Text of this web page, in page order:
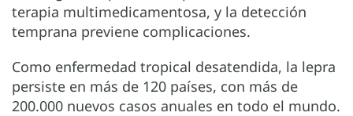
terapia multimedicamentosa, y la detección
temprana previene complicaciones.
Como enfermedad tropical desatendida, la lepra
persiste en más de 120 países, con más de
200.000 nuevos casos anuales en todo el mundo.